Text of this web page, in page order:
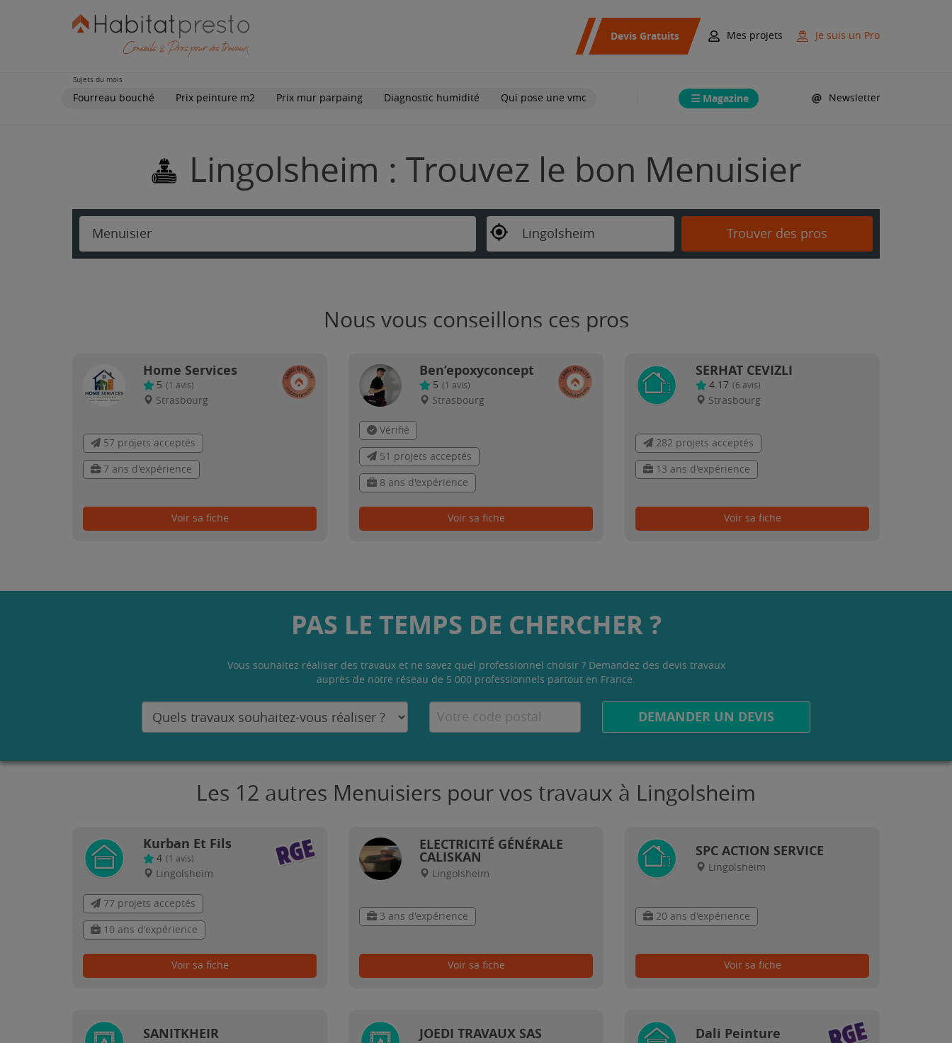
Devis Gratuits Mes projets Je suis un Pro
Sujets du mois
Fourreau bouché Prix peinture m2 Prix mur parpaing Diagnostic humidité Qui pose une vmc Magazine Newsletter
Lingolsheim : Trouvez le bon Menuisier
Menuisier Lingolsheim Trouver des pros
Nous vous conseillons ces pros
Home Services
5 (1 avis)
Strasbourg
57 projets acceptés
7 ans d'expérience
Voir sa fiche
Ben’epoxyconcept
5 (1 avis)
Strasbourg
Vérifié
51 projets acceptés
8 ans d'expérience
Voir sa fiche
SERHAT CEVIZLI
4.17 (6 avis)
Strasbourg
282 projets acceptés
13 ans d'expérience
Voir sa fiche
PAS LE TEMPS DE CHERCHER ?
Vous souhaitez réaliser des travaux et ne savez quel professionnel choisir ? Demandez des devis travaux
auprès de notre réseau de 5 000 professionnels partout en France.
DEMANDER UN DEVIS
Les 12 autres Menuisiers pour vos travaux à Lingolsheim
Kurban Et Fils
4 (1 avis)
Lingolsheim
77 projets acceptés
10 ans d'expérience
Voir sa fiche
ELECTRICITÉ GÉNÉRALE
CALISKAN
Lingolsheim
3 ans d'expérience
Voir sa fiche
SPC ACTION SERVICE
Lingolsheim
20 ans d'expérience
Voir sa fiche
SANITKHEIR JOEDI TRAVAUX SAS Dali Peinture